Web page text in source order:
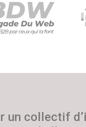
un collectif